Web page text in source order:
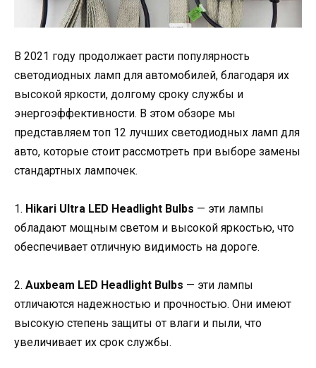
В 2021 году продолжает расти популярность
светодиодных ламп для автомобилей, благодаря их
высокой яркости, долгому сроку службы и
энергоэффективности. В этом обзоре мы
представляем топ 12 лучших светодиодных ламп для
авто, которые стоит рассмотреть при выборе замены
стандартных лампочек.
1. Hikari Ultra LED Headlight Bulbs — эти лампы
обладают мощным светом и высокой яркостью, что
обеспечивает отличную видимость на дороге.
2. Auxbeam LED Headlight Bulbs — эти лампы
отличаются надежностью и прочностью. Они имеют
высокую степень защиты от влаги и пыли, что
увеличивает их срок службы.